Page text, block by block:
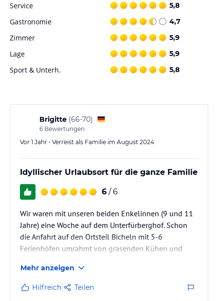
Service 5,8
Gastronomie 4,7
Zimmer 5,9
Lage 5,9
Sport & Unterh. 5,8
Brigitte (66-70)
6 Bewertungen
Vor 1 Jahr • Verreist als Familie im August 2024
Idyllischer Urlaubsort für die ganze Familie
6 / 6
Wir waren mit unseren beiden Enkelinnen (9 und 11
Jahre) eine Woche auf dem Unterfürberghof. Schon
die Anfahrt auf den Ortsteil Bicheln mit 5-6
Ferienhöfen umrahmt von grasenden Kühen und
Unterfürberghof wurden wir gleich von Beny, dem
bayrischen Gebirgsschweißhund, begrüßt, der das
Herz unserer Enkelinnen im Sturm eroberte. Unser
Mehr anzeigen
Hilfreich Teilen